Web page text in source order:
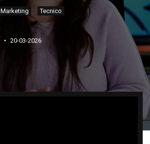
Marketing Tecnico
20-03-2026